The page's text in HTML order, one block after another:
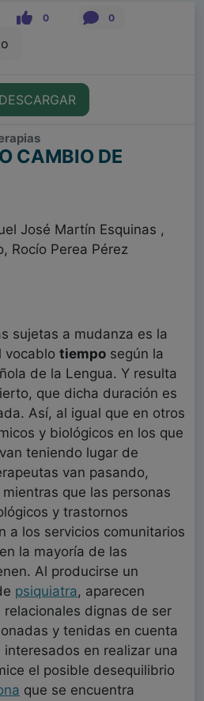
0 0
CAMBIO DE
José Martín Esquinas ,
Rocío Perea Pérez
sujetas a mudanza es la
vocablo tiempo según la
de la Lengua. Y resulta
que dicha duración es
Así, al igual que en otros
y biológicos en los que
teniendo lugar de
van pasando,
que las personas
y trastornos
a los servicios comunitarios
la mayoría de las
Al producirse un
psiquiatra, aparecen
dignas de ser
y tenidas en cuenta
en realizar una
el posible desequilibrio
que se encuentra